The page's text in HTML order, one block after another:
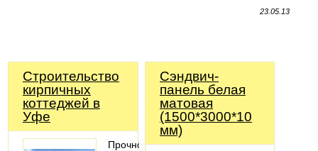
23.05.13
Строительство
кирпичных
коттеджей в
Уфе
Прочность,
Сэндвич-
панель белая
матовая
(1500*3000*10
мм)